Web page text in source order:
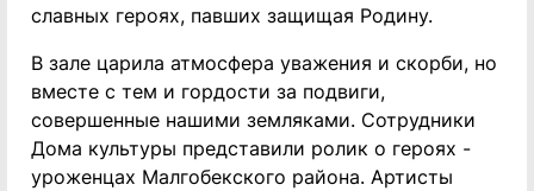
славных героях, павших защищая Родину.
В зале царила атмосфера уважения и скорби, но
вместе с тем и гордости за подвиги,
совершенные нашими земляками. Сотрудники
Дома культуры представили ролик о героях -
уроженцах Малгобекского района. Артисты